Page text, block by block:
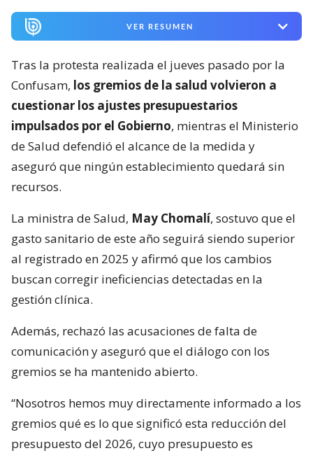
VER RESUMEN
Tras la protesta realizada el jueves pasado por la
Confusam, los gremios de la salud volvieron a
cuestionar los ajustes presupuestarios
impulsados por el Gobierno, mientras el Ministerio
de Salud defendió el alcance de la medida y
aseguró que ningún establecimiento quedará sin
recursos.
La ministra de Salud, May Chomalí, sostuvo que el
gasto sanitario de este año seguirá siendo superior
al registrado en 2025 y afirmó que los cambios
buscan corregir ineficiencias detectadas en la
gestión clínica.
Además, rechazó las acusaciones de falta de
comunicación y aseguró que el diálogo con los
gremios se ha mantenido abierto.
“Nosotros hemos muy directamente informado a los
gremios qué es lo que significó esta reducción del
presupuesto del 2026, cuyo presupuesto es